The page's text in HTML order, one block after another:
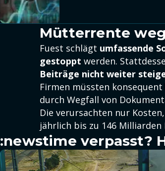
Mütterrente
Fuest schlägt umfassende
gestoppt werden.
Beiträge nicht weiter
Firmen müssten konsequent
durch Wegfall von
Die verursachten nur
jährlich bis zu 146
:newstime verpasst?